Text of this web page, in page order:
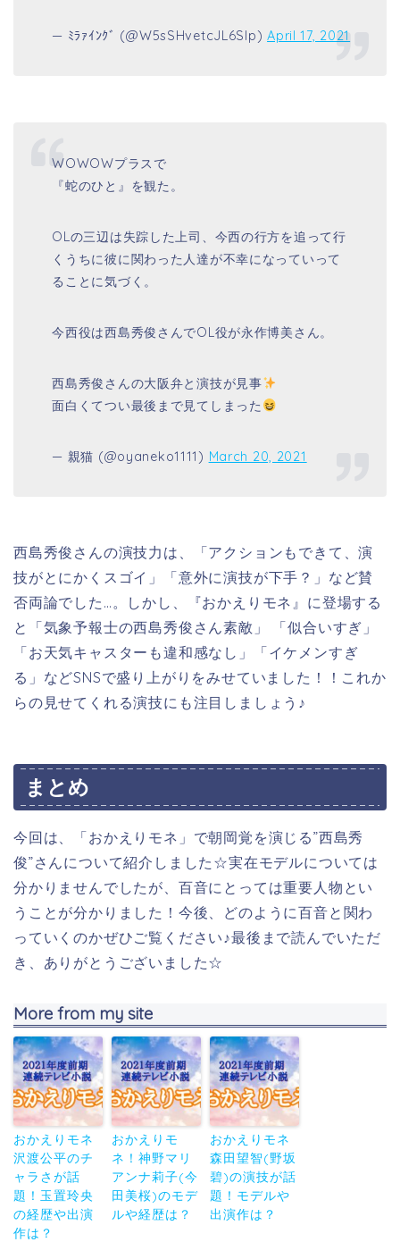
— ﾐﾗｧｲﾝｸﾞ (@W5sSHvetcJL6Slp)April 17, 2021
WOWOWプラスで
『蛇のひと』を観た。
OLの三辺は失踪した上司、今西の行方を追って行
くうちに彼に関わった人達が不幸になっていって
ることに気づく。
今西役は西島秀俊さんでOL役が永作博美さん。
西島秀俊さんの大阪弁と演技が見事
面白くてつい最後まで見てしまった
— 親猫 (@oyaneko1111) March 20, 2021
西島秀俊さんの演技力は、「アクションもできて、演
技がとにかくスゴイ」「意外に演技が下手？ 」など賛
否両論でした…。しかし、『おかえりモネ』に登場する
と「気象予報士の西島秀俊 さん素敵 」 「似合いすぎ」
「お天気キャスターも違和感なし 」「イケメンすぎ
る」などSNSで盛り上がりをみせていました！！これか
らの見せてくれる演技にも注目しましょう♪
まとめ
今回は、「おかえりモネ」で朝岡覚を演じる”西島秀
俊”さんについて紹介しました☆実在モデルについては
分かりませんでしたが、百音にとっては重要人物とい
うことが分かりました！今後、どのように百音と関わ
っていくのかぜひご覧ください♪最後まで読んでいただ
き、ありがとうございました☆
More from my site
おかえりモネ
沢渡公平のチ
ャラさが話
題！玉置玲央
の経歴や出演
作は？
おかえりモ
ネ！神野マリ
アンナ莉子(今
田美桜)のモデ
ルや経歴は？
おかえりモネ
森田望智(野坂
碧)の演技が話
題！モデルや
出演作は？